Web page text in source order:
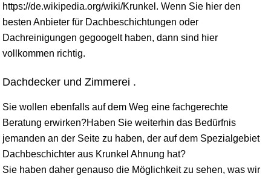
https://de.wikipedia.org/wiki/Krunkel. Wenn Sie hier den
besten Anbieter für Dachbeschichtungen oder
Dachreinigungen gegoogelt haben, dann sind hier
vollkommen richtig.
Dachdecker und Zimmerei .
Sie wollen ebenfalls auf dem Weg eine fachgerechte
Beratung erwirken?Haben Sie weiterhin das Bedürfnis
jemanden an der Seite zu haben, der auf dem Spezialgebiet
Dachbeschichter aus Krunkel Ahnung hat?
Sie haben daher genauso die Möglichkeit zu sehen, was wir